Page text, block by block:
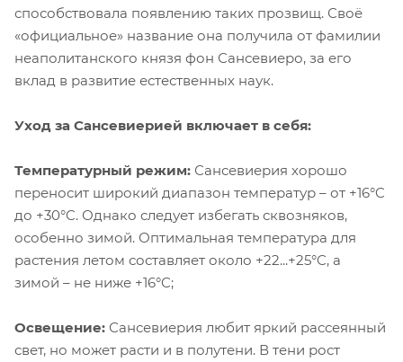
способствовала появлению таких прозвищ. Своё
«официальное» название она получила от фамилии
неаполитанского князя фон Сансевиеро, за его
вклад в развитие естественных наук.
Уход за Сансевиерией включает в себя:
Температурный режим: Сансевиерия хорошо
переносит широкий диапазон температур – от +16°C
до +30°C. Однако следует избегать сквозняков,
особенно зимой. Оптимальная температура для
растения летом составляет около +22...+25°C, а
зимой – не ниже +16°C;
Освещение: Сансевиерия любит яркий рассеянный
свет, но может расти и в полутени. В тени рост